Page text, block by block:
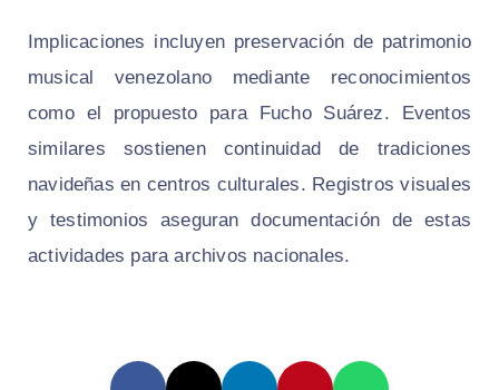
Implicaciones incluyen preservación de patrimonio
musical venezolano mediante reconocimientos
como el propuesto para Fucho Suárez. Eventos
similares sostienen continuidad de tradiciones
navideñas en centros culturales. Registros visuales
y testimonios aseguran documentación de estas
actividades para archivos nacionales.